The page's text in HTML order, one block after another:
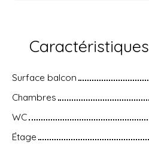
Caractéristiques
Surface balcon
Chambres
WC
Étage